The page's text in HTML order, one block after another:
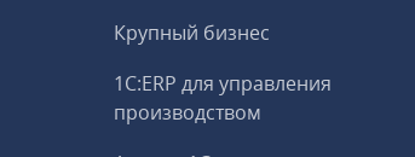
Крупный бизнес
1С:ERP для управления
производством